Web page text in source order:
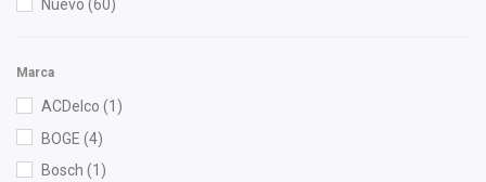
Nuevo (60)
Marca
ACDelco (1)
BOGE (4)
Bosch (1)